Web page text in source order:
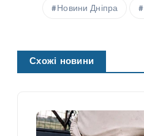
Новини Дніпра
Схожі новини